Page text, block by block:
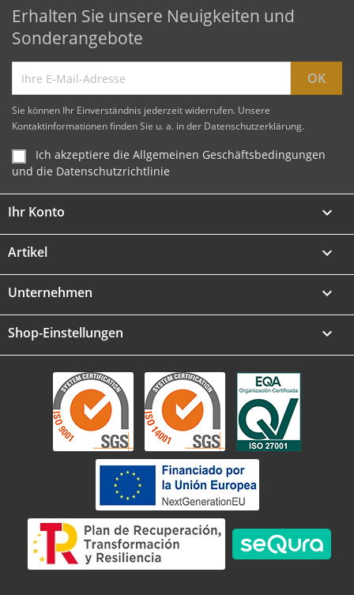
Erhalten Sie unsere Neuigkeiten und
Sonderangebote
Sie können Ihr Einverständnis jederzeit widerrufen. Unsere
Kontaktinformationen finden Sie u. a. in der Datenschutzerklärung.
Ich akzeptiere die Allgemeinen Geschäftsbedingungen
und die Datenschutzrichtlinie
Ihr Konto 
Artikel 
Unternehmen 
Shop-Einstellungen keyboard_arrow_down